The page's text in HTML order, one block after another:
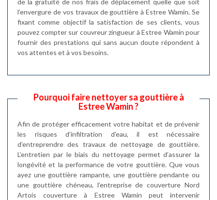
l’envergure de vos travaux de gouttière à Estree Wamin. Se
fixant comme objectif la satisfaction de ses clients, vous
pouvez compter sur couvreur zingueur à Estree Wamin pour
fournir des prestations qui sans aucun doute répondent à
vos attentes et à vos besoins.
Pourquoi faire nettoyer sa gouttière à
Estree Wamin ?
Afin de protéger efficacement votre habitat et de prévenir
les risques d’infiltration d’eau, il est nécessaire
d’entreprendre des travaux de nettoyage de gouttière.
L’entretien par le biais du nettoyage permet d’assurer la
longévité et la performance de votre gouttière. Que vous
ayez une gouttière rampante, une gouttière pendante ou
une gouttière chéneau, l’entreprise de couverture Nord
Artois couverture à Estree Wamin peut intervenir